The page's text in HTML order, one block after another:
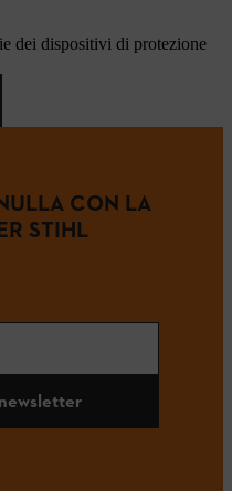
dei dispositivi di protezione
CON LA
STIHL